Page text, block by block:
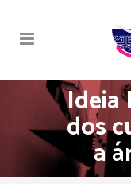
Ideia
dos
a